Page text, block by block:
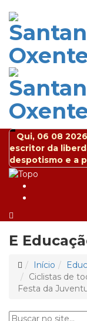
Qui, 06 08
escritor da
despotismo e a
E
Início
Ciclistas de
Festa da